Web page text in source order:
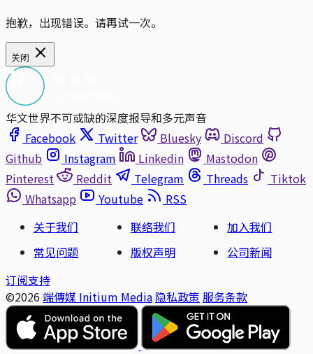
抱歉，出现错误。请再试一次。
关闭
华文世界不可或缺的深度报导和多元声音
Facebook
Twitter Bluesky
Discord
Github
Instagram Linkedin
Mastodon
Pinterest
Reddit Telegram Threads
Tiktok
Whatsapp
Youtube
RSS
关于我们
联络我们
加入我们
常见问题
版权声明
公司新闻
订阅支持
©2026 端傳媒 Initium Media 隐私政策 服务条款